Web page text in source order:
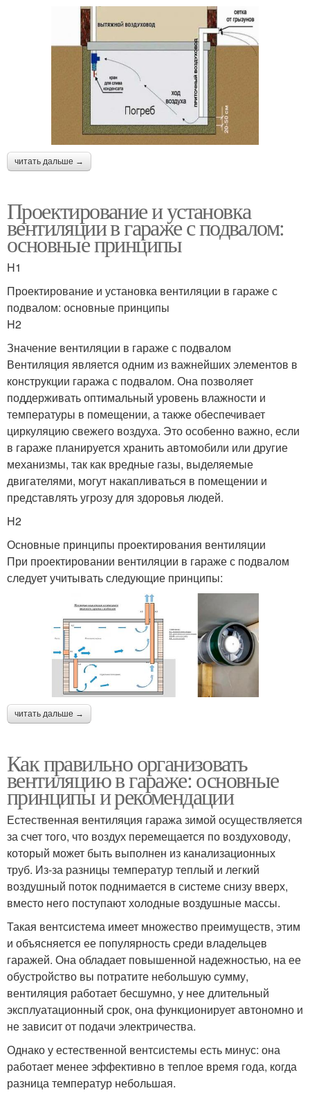
читать дальше →
Проектирование и установка
вентиляции в гараже с подвалом:
основные принципы
H1
Проектирование и установка вентиляции в гараже с
подвалом: основные принципы
H2
Значение вентиляции в гараже с подвалом
Вентиляция является одним из важнейших элементов в
конструкции гаража с подвалом. Она позволяет
поддерживать оптимальный уровень влажности и
температуры в помещении, а также обеспечивает
циркуляцию свежего воздуха. Это особенно важно, если
в гараже планируется хранить автомобили или другие
механизмы, так как вредные газы, выделяемые
двигателями, могут накапливаться в помещении и
представлять угрозу для здоровья людей.
H2
Основные принципы проектирования вентиляции
При проектировании вентиляции в гараже с подвалом
следует учитывать следующие принципы:
читать дальше →
Как правильно организовать
вентиляцию в гараже: основные
принципы и рекомендации
Естественная вентиляция гаража зимой осуществляется
за счет того, что воздух перемещается по воздуховоду,
который может быть выполнен из канализационных
труб. Из-за разницы температур теплый и легкий
воздушный поток поднимается в системе снизу вверх,
вместо него поступают холодные воздушные массы.
Такая вентсистема имеет множество преимуществ, этим
и объясняется ее популярность среди владельцев
гаражей. Она обладает повышенной надежностью, на ее
обустройство вы потратите небольшую сумму,
вентиляция работает бесшумно, у нее длительный
эксплуатационный срок, она функционирует автономно и
не зависит от подачи электричества.
Однако у естественной вентсистемы есть минус: она
работает менее эффективно в теплое время года, когда
разница температур небольшая.